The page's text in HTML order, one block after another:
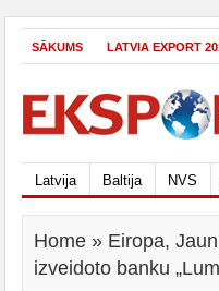
SĀKUMS LATVIA EXPORT
Latvija Baltija NVS
Home » Eiropa,
izveidoto banku